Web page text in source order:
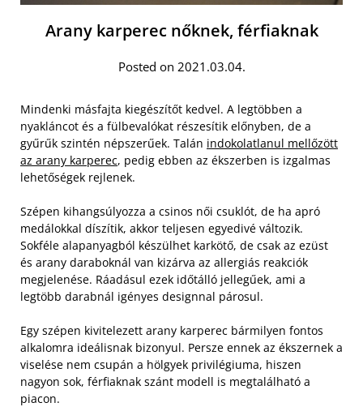
Arany karperec nőknek, férfiaknak
Posted on 2021.03.04.
Mindenki másfajta kiegészítőt kedvel. A legtöbben a
nyakláncot és a fülbevalókat részesítik előnyben, de a
gyűrűk szintén népszerűek. Talán indokolatlanul mellőzött
az arany karperec, pedig ebben az ékszerben is izgalmas
lehetőségek rejlenek.
Szépen kihangsúlyozza a csinos női csuklót, de ha apró
medálokkal díszítik, akkor teljesen egyedivé változik.
Sokféle alapanyagból készülhet karkötő, de csak az ezüst
és arany daraboknál van kizárva az allergiás reakciók
megjelenése. Ráadásul ezek időtálló jellegűek, ami a
legtöbb darabnál igényes designnal párosul.
Egy szépen kivitelezett arany karperec bármilyen fontos
alkalomra ideálisnak bizonyul. Persze ennek az ékszernek a
viselése nem csupán a hölgyek privilégiuma, hiszen
nagyon sok, férfiaknak szánt modell is megtalálható a
piacon.